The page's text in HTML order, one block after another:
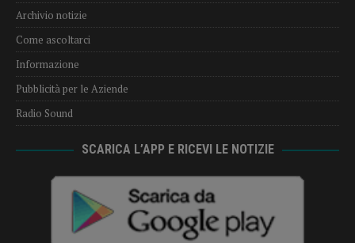
Archivio notizie
Come ascoltarci
Informazione
Pubblicità per le Aziende
Radio Sound
SCARICA L’APP E RICEVI LE NOTIZIE